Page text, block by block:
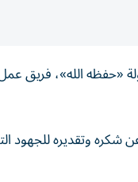
وتقديره للجهود